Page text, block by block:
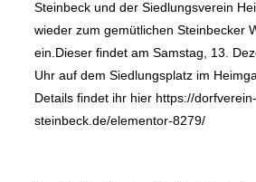
Steinbeck und der Siedlungsverein
wieder zum gemütlichen Steinbecker
ein.Dieser findet am Samstag, 13.
Uhr auf dem Siedlungsplatz im
Details findet ihr hier https://dorfverein-
steinbeck.de/elementor-8279/